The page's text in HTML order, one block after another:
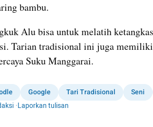
bambu.
Alu bisa untuk melatih
Tarian tradisional ini juga
Suku Manggarai.
Google Tari Tradisional Seni
·Laporkan tulisan